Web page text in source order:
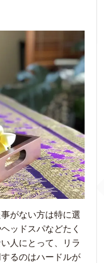
がない方は特に選
ッドスパなどたく
人にとって、リラ
るのはハードルが